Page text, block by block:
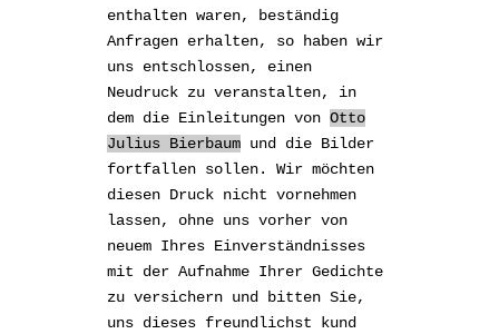
enthalten waren, beständig
Anfragen erhalten, so haben wir
uns entschlossen, einen
Neudruck zu veranstalten, in
dem die Einleitungen vonOtto
Julius Bierbaum und die Bilder
fortfallen sollen. Wir möchten
diesen Druck nicht vornehmen
lassen, ohne uns vorher von
neuem Ihres Einverständnisses
mit derAufnahme Ihrer Gedichte
zu versichern und bitten Sie,
uns dieses freundlichst kund